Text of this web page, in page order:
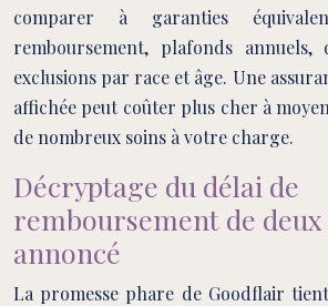
comparer à garanties
remboursement, plafonds annuels,
exclusions par race et âge. Une
affichée peut coûter plus cher à
de nombreux soins à votre charge.
Décryptage du délai de
remboursement de deux
annoncé
La promesse phare de Goodflair